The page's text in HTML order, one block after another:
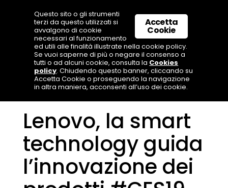
Lenovo, la smart
technology guida
l’innovazione dei
Accetta
Cookie
Questo sito o gli strumenti
terzi da questo utilizzati si
avvalgono di cookie
necessari al funzionamento
ed utili alle finalità illustrate nella cookie policy.
Se vuoi saperne di più o negare il consenso a
tutti o ad alcuni cookie, consulta la Cookies
policy. Chiudendo questo banner, cliccando su
Accetta Cookie o proseguendo la navigazione
in altra maniera, acconsenti all’uso dei cookie.